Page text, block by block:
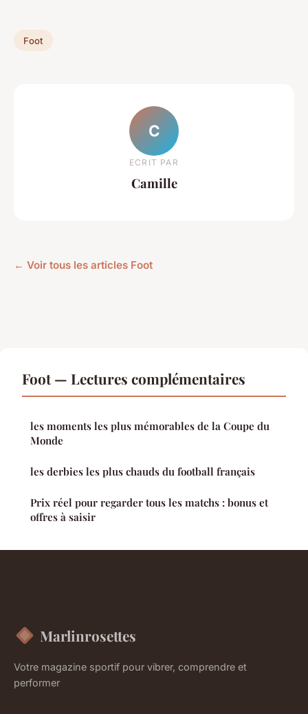
Foot
C
ECRIT PAR
Camille
← Voir tous les articles Foot
Foot — Lectures complémentaires
les moments les plus mémorables de la Coupe du
Monde
les derbies les plus chauds du football français
Prix réel pour regarder tous les matchs : bonus et
offres à saisir
Marlinrosettes
Votre magazine sportif pour vibrer, comprendre et
performer